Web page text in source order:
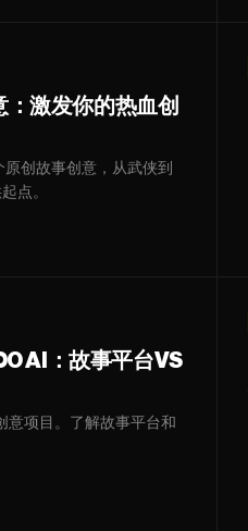
激发你的热血创
创故事创意，从武侠到
点。
AI：故事平台VS
项目。了解故事平台和